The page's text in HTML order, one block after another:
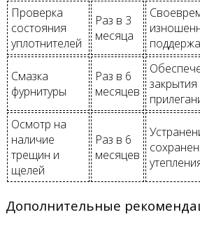
Проверка
состояния
уплотнителей
Раз в 3
месяца
Смазка
фурнитуры
Раз в 6
месяцев
Осмотр на
наличие
трещин и
щелей
Раз в 6
месяцев
Дополнительные